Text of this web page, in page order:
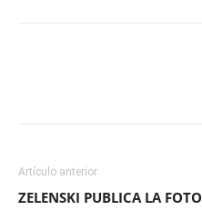
Artículo anterior
ZELENSKI PUBLICA LA FOTO